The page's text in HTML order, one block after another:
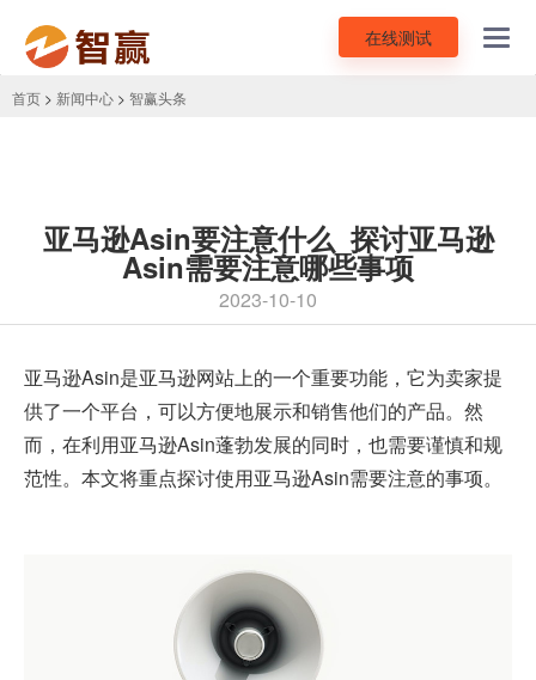
在线测试
首页 > 新闻中心 > 智赢头条
亚马逊Asin要注意什么_探讨亚马逊
Asin需要注意哪些事项
2023-10-10
亚马逊Asin是亚马逊网站上的一个重要功能，它为卖家提
供了一个平台，可以方便地展示和销售他们的产品。然
而，在利用亚马逊Asin蓬勃发展的同时，也需要谨慎和规
范性。本文将重点探讨使用亚马逊Asin需要注意的事项。